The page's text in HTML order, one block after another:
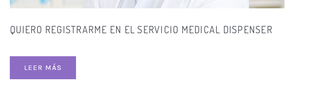
QUIERO REGISTRARME EN EL SERVICIO MEDICAL DISPENSER
LEER MÁS